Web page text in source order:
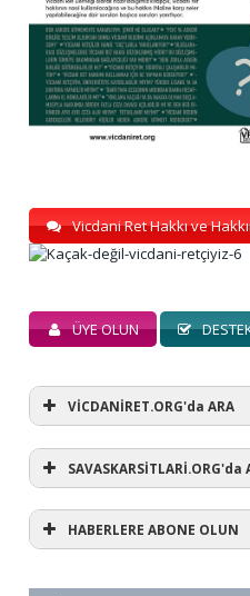
Vicdani Ret Hakkı ve
ÜYE OLUN
VİCDANİRET.ORG'da ARA
SAVASKARSİTLARİ.ORG'da
HABERLERE ABONE OLUN